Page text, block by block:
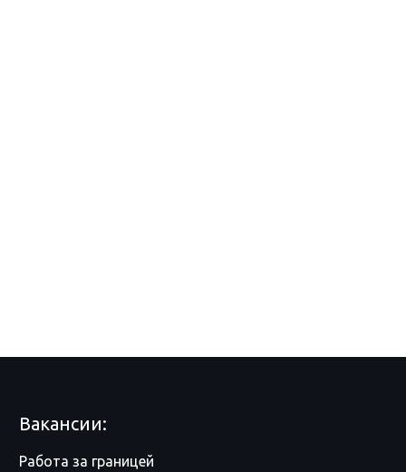
Вакансии:
Работа за границей